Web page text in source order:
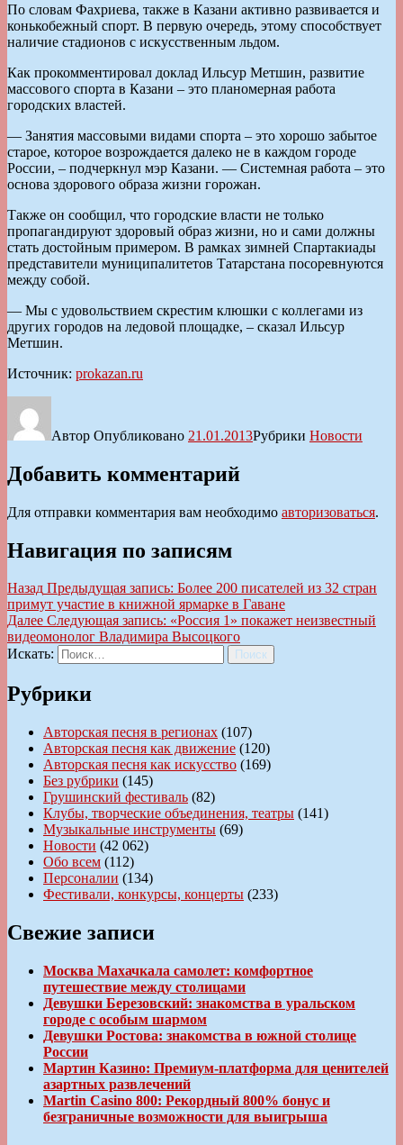
По словам Фахриева, также в Казани активно развивается и
конькобежный спорт. В первую очередь, этому способствует
наличие стадионов с искусственным льдом.
Как прокомментировал доклад Ильсур Метшин, развитие
массового спорта в Казани – это планомерная работа
городских властей.
— Занятия массовыми видами спорта – это хорошо забытое
старое, которое возрождается далеко не в каждом городе
России, – подчеркнул мэр Казани. — Системная работа – это
основа здорового образа жизни горожан.
Также он сообщил, что городские власти не только
пропагандируют здоровый образ жизни, но и сами должны
стать достойным примером. В рамках зимней Спартакиады
представители муниципалитетов Татарстана посоревнуются
между собой.
— Мы с удовольствием скрестим клюшки с коллегами из
других городов на ледовой площадке, – сказал Ильсур
Метшин.
Источник: prokazan.ru
Автор Опубликовано 21.01.2013Рубрики Новости
Добавить комментарий
Для отправки комментария вам необходимо авторизоваться.
Навигация по записям
Назад Предыдущая запись: Более 200 писателей из 32 стран
примут участие в книжной ярмарке в Гаване
Далее Следующая запись: «Россия 1» покажет неизвестный
видеомонолог Владимира Высоцкого
Искать:
Поиск
Рубрики
Авторская песня в регионах (107)
Авторская песня как движение (120)
Авторская песня как искусство (169)
Без рубрики (145)
Грушинский фестиваль (82)
Клубы, творческие объединения, театры (141)
Музыкальные инструменты (69)
Новости (42 062)
Обо всем (112)
Персоналии (134)
Фестивали, конкурсы, концерты (233)
Свежие записи
Москва Махачкала самолет: комфортное
путешествие между столицами
Девушки Березовский: знакомства в уральском
городе с особым шармом
Девушки Ростова: знакомства в южной столице
России
Мартин Казино: Премиум-платформа для ценителей
азартных развлечений
Martin Casino 800: Рекордный 800% бонус и
безграничные возможности для выигрыша